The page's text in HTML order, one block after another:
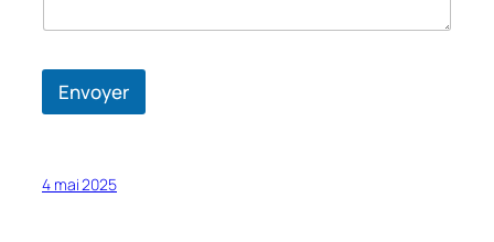
Envoyer
4 mai 2025